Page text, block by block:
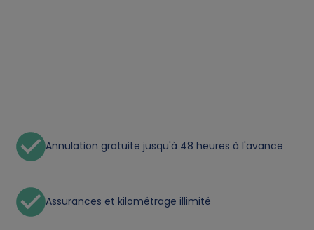
Annulation gratuite jusqu'à 48 heures à l'avance
Assurances et kilométrage illimité
t
a